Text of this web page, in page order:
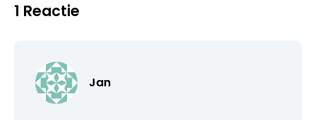
1 Reactie
Jan